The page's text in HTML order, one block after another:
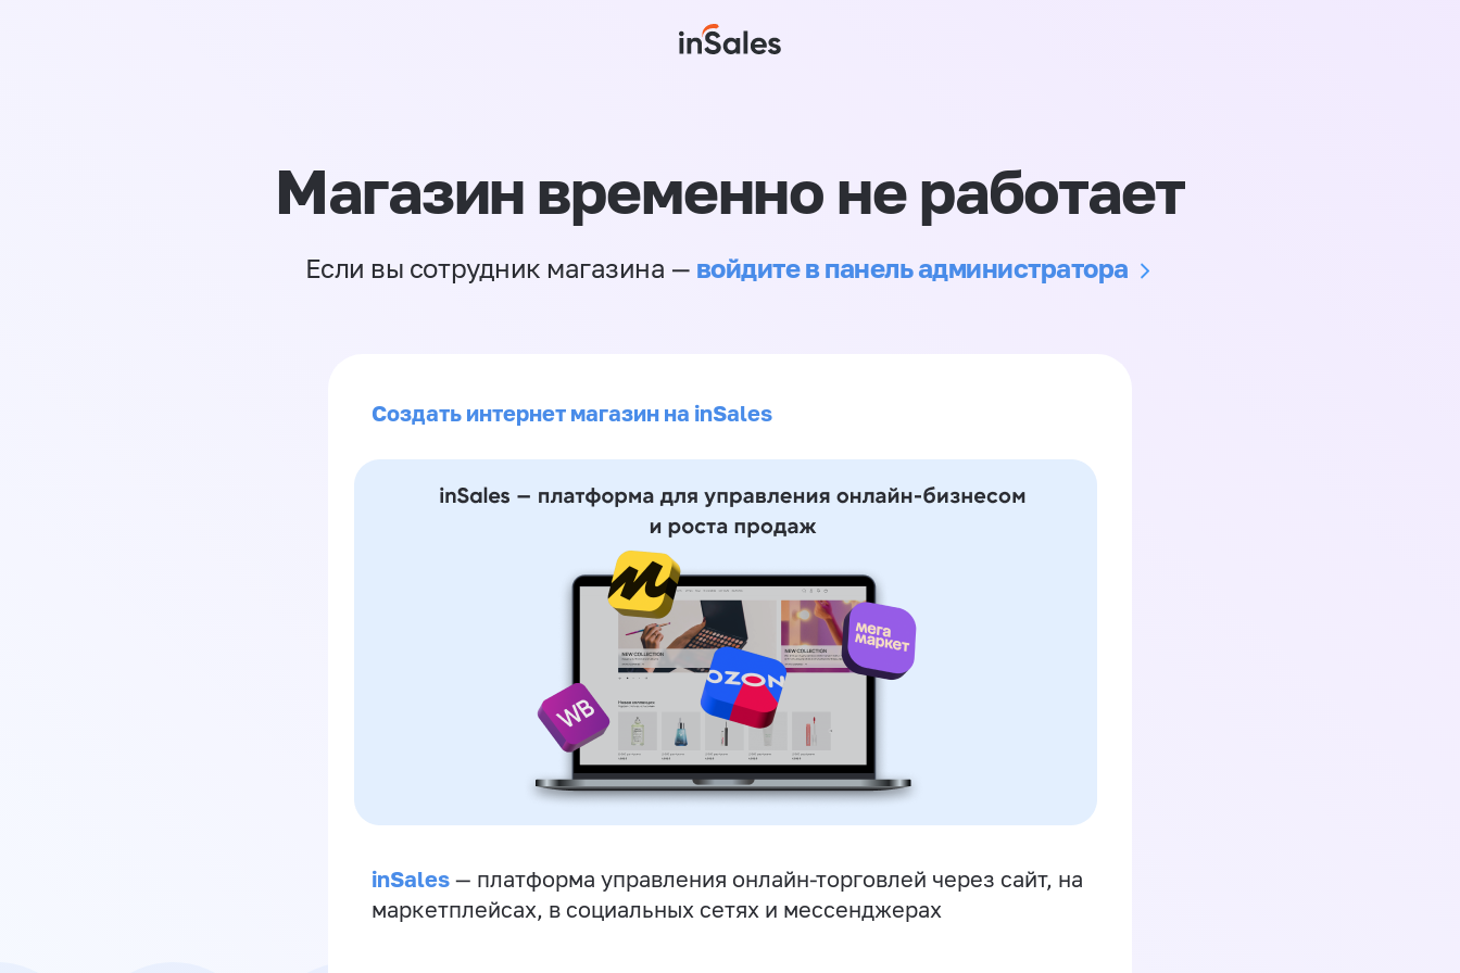
Магазин временно не работает
Если вы сотрудник магазина — войдите в панель администратора
Создать интернет магазин на inSales
inSales — платформа управления онлайн-торговлей через сайт, на
маркетплейсах, в социальных сетях и мессенджерах